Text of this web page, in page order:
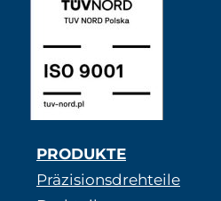
PRODUKTE
Präzisionsdrehteile